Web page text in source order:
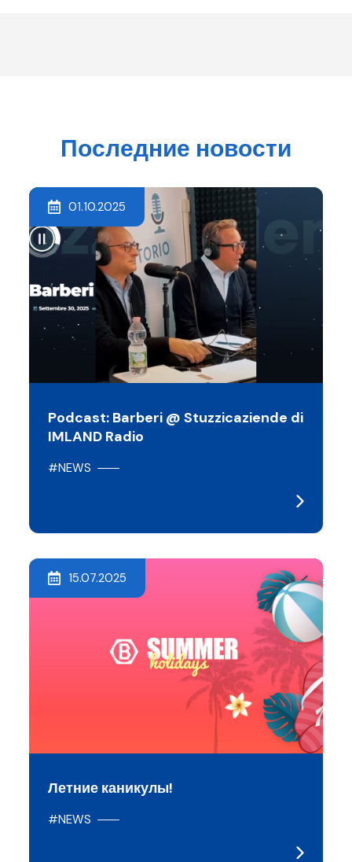
Последние новости
01.10.2025
Podcast: Barberi @ Stuzzicaziende di
IMLAND Radio
#NEWS
15.07.2025
Летние каникулы!
#NEWS